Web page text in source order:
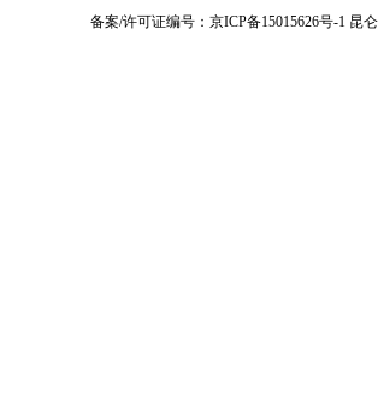
备案/许可证编号：京ICP备15015626号-1 昆